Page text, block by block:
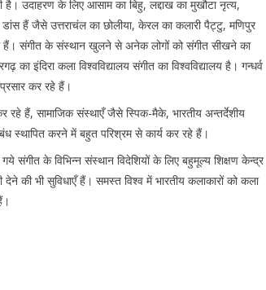
उदाहरण के लिए आसाम का बिहु, लद्दाख का मुखौटा नृत्य,
हैं जैसे उत्तराचंल का छोलीया, केरल का कलारी पैट्टु, मणिपुर
हैं। संगीत के संस्थान खुलने से अनेक लोगों को संगीत सीखने का
इंदिरा कला विश्वविद्यालय संगीत का विश्वविद्यालय है। गन्धर्व
कर रहे हैं।
हैं, सामाजिक संस्थाएँ जैसे स्पिक-मैके, भारतीय अन्तर्देशीय
स्थापित करने में बहुत परिश्रम से कार्य कर रहे हैं।
संगीत के विभिन्न संस्थान विदेशियों के लिए बहुमूल्य शिक्षण केन्द्र
देने की भी सुविधाएँ हैं। समस्त विश्व में भारतीय कलाकारों को कला